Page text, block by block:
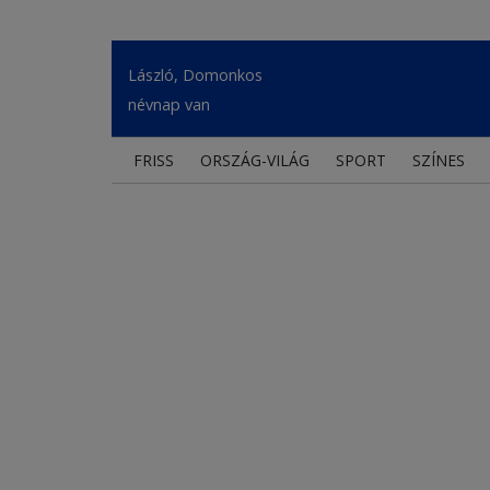
László, Domonkos
névnap van
FRISS ORSZÁG-VILÁG SPORT SZÍNES